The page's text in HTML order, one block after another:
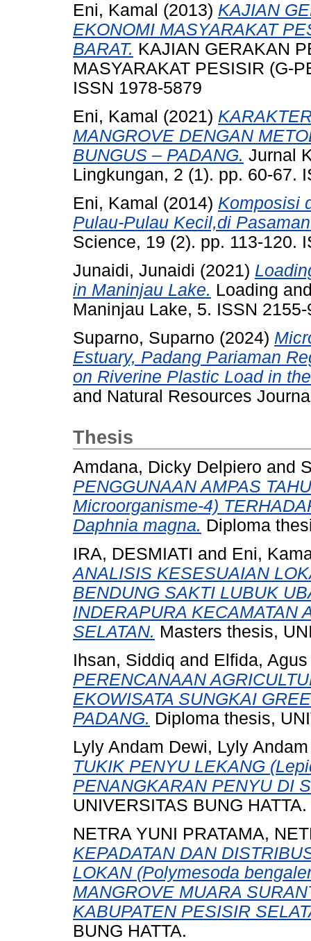
Eni, Kamal (2013) KAJIAN
EKONOMI MASYARAKAT
BARAT. KAJIAN GERAKAN
MASYARAKAT PESISIR (G-
ISSN 1978-5879
Eni, Kamal (2021)
MANGROVE DENGAN
BUNGUS – PADANG. Jurnal
Lingkungan, 2 (1). pp. 60-67.
Eni, Kamal (2014) Komposisi
Pulau-Pulau Kecil,di
Science, 19 (2). pp. 113-120.
Junaidi, Junaidi (2021)
in Maninjau Lake. Loading
Maninjau Lake, 5. ISSN 2155-
Suparno, Suparno (2024)
Estuary, Padang Pariaman
on Riverine Plastic Load in
and Natural Resources
Thesis
Amdana, Dicky Delpiero and
PENGGUNAAN AMPAS
Microorganisme-4)
Daphnia magna. Diploma
IRA, DESMIATI and Eni,
ANALISIS KESESUAIAN
BENDUNG SAKTI LUBUK
INDERAPURA KECAMATAN
SELATAN. Masters thesis,
Ihsan, Siddiq and Elfida, Agus
PERENCANAAN
EKOWISATA SUNGKAI
PADANG. Diploma thesis,
Lyly Andam Dewi, Lyly
TUKIK PENYU LEKANG
PENANGKARAN PENYU DI
UNIVERSITAS BUNG HATTA.
NETRA YUNI PRATAMA,
KEPADATAN DAN
LOKAN (Polymesoda
MANGROVE MUARA
KABUPATEN PESISIR
BUNG HATTA.